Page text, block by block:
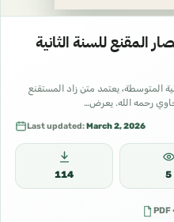
المقنع للسنة الثانية
المتوسطة، يعتمد متن زاد المستقنع
رحمه الله. يعرض…
Last updated:March 2, 2026
114 5
PDF